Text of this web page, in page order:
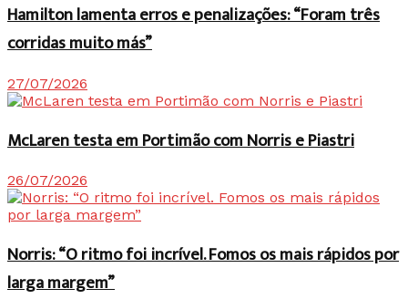
Hamilton lamenta erros e penalizações: “Foram três
corridas muito más”
27/07/2026
McLaren testa em Portimão com Norris e Piastri
26/07/2026
Norris: “O ritmo foi incrível. Fomos os mais rápidos por
larga margem”